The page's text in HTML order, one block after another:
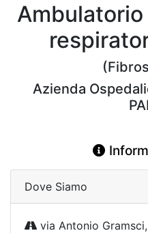
Azienda
Dove Siamo
via Antonio